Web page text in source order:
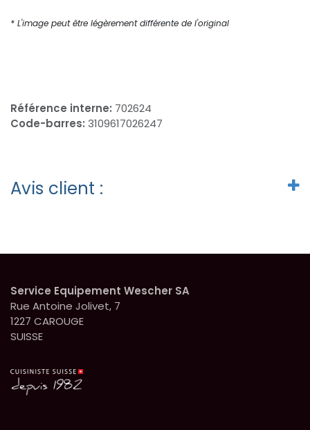
* L'image peut être légèrement différente de l'original
Référence interne: 702624
Code-barres: 3109617026247
Avis client :
Service Equipement Wescher SA
Rue Antoine Jolivet, 7
1227 CAROUGE
SUISSE